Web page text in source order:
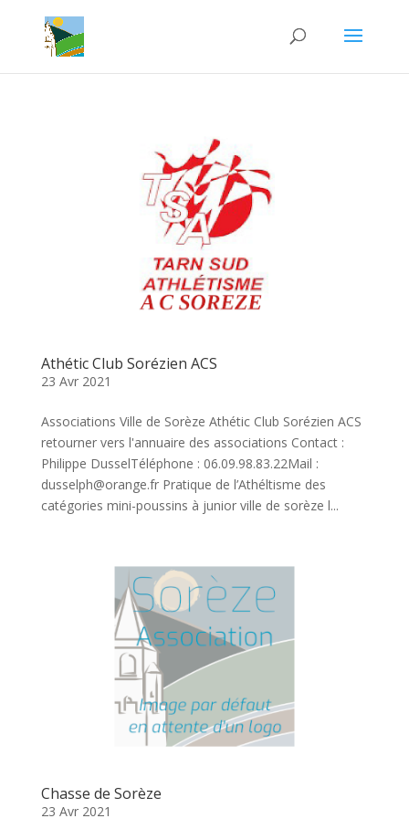
Athétic Club Sorézien ACS
23 Avr 2021
Associations Ville de Sorèze Athétic Club Sorézien ACS
retourner vers l'annuaire des associations Contact :
Philippe DusselTéléphone : 06.09.98.83.22Mail :
dusselph@orange.fr Pratique de l’Athéltisme des
catégories mini-poussins à junior ville de sorèze l...
Chasse de Sorèze
23 Avr 2021